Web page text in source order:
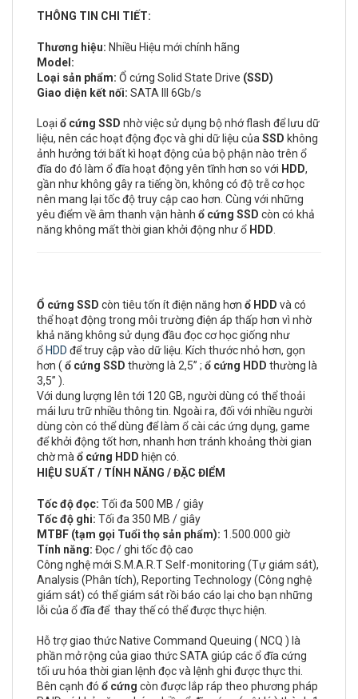
THÔNG TIN CHI TIẾT:
Thương hiệu: Nhiều Hiệu mới chính hãng
Model:
Loại sản phẩm: Ổ cứng Solid State Drive (SSD)
Giao diện kết nối: SATA III 6Gb/s
Loại ổ cứng SSD nhờ việc sử dụng bộ nhớ flash để lưu dữ
liệu, nên các hoạt động đọc và ghi dữ liệu của SSD không
ảnh hưởng tới bất kì hoạt động của bộ phận nào trên ổ
đĩa do đó làm ổ đĩa hoạt động yên tĩnh hơn so với HDD,
gần như không gây ra tiếng ồn, không có độ trễ cơ học
nên mang lại tốc độ truy cập cao hơn. Cùng với những
yêu điểm về âm thanh vận hành ổ cứng SSD còn có khả
năng không mất thời gian khởi động như ổ HDD
Ổ cứng SSD còn tiêu tốn ít điện năng hơn ổ HDD và có
thể hoạt động trong môi trường điện áp thấp hơn vì nhờ
khả năng không sử dụng đầu đọc cơ học giống như
ổ HDD để truy cập vào dữ liệu. Kích thước nhỏ hơn, gọn
hơn ( ổ cứng SSD thường là 2,5” ; ổ cứng HDD thường là
3,5” ).
Với dung lượng lên tới 120 GB, người dùng có thể thoải
mái lưu trữ nhiều thông tin. Ngoài ra, đối với nhiều người
dùng còn có thể dùng để làm ổ cài các ứng dụng, game
để khởi động tốt hơn, nhanh hơn tránh khoảng thời gian
chờ mà ổ cứng HDD hiện có.
HIỆU SUẤT / TÍNH NĂNG / ĐẶC ĐIỂM
Tốc độ đọc: Tối đa 500 MB / giây
Tốc độ ghi: Tối đa 350 MB / giây
MTBF (tạm gọi Tuổi thọ sản phẩm): 1.500.000 giờ
Tính năng: Đọc / ghi tốc độ cao
Công nghệ mới S.M.A.R.T Self-monitoring (Tự giám sát),
Analysis (Phân tích), Reporting Technology (Công nghệ
giám sát) có thể giám sát rồi báo cáo lại cho bạn những
lỗi của ổ đĩa để thay thế có thể được thực hiện.
Hỗ trợ giao thức Native Command Queuing ( NCQ ) là
phần mở rộng của giao thức SATA giúp các ổ đĩa cứng
tối ưu hóa thời gian lệnh đọc và lệnh ghi được thực thi.
Bên cạnh đó ổ cứng còn được lắp ráp theo phương pháp